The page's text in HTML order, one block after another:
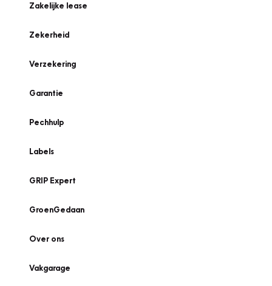
Zakelijke lease
Zekerheid
Verzekering
Garantie
Pechhulp
Labels
GRIP Expert
GroenGedaan
Over ons
Vakgarage